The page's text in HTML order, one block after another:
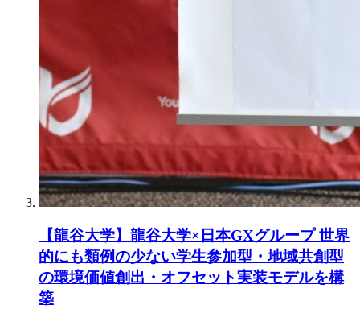
【龍谷大学】龍谷大学×日本GXグループ 世界
的にも類例の少ない学生参加型・地域共創型
の環境価値創出・オフセット実装モデルを構
築